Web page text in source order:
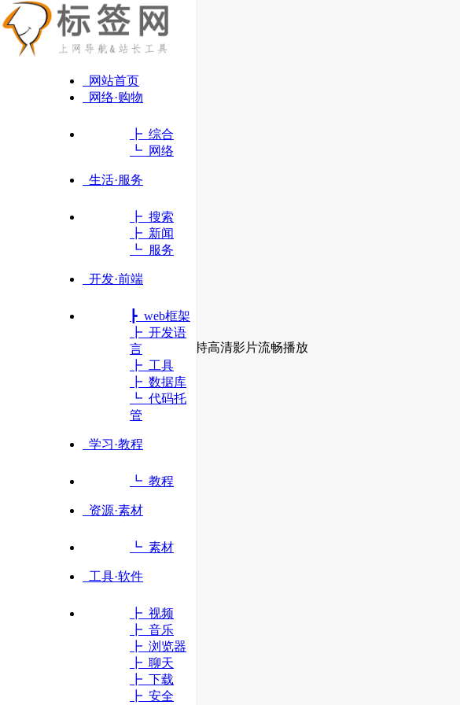
网站首页
网络·购物
┣ 综合
┗ 网络
生活·服务
┣ 搜索
┣ 新闻
┗ 服务
开发·前端
┣ web框架
┣ 开发语
言
┣ 工具
┣ 数据库
┗ 代码托
管
学习·教程
┗ 教程
资源·素材
┗ 素材
工具·软件
┣ 视频
┣ 音乐
┣ 浏览器
┣ 聊天
┣ 下载
┣ 安全
Global Potplayer
拥有强大的硬件加速、全面支持高清影片流畅播放